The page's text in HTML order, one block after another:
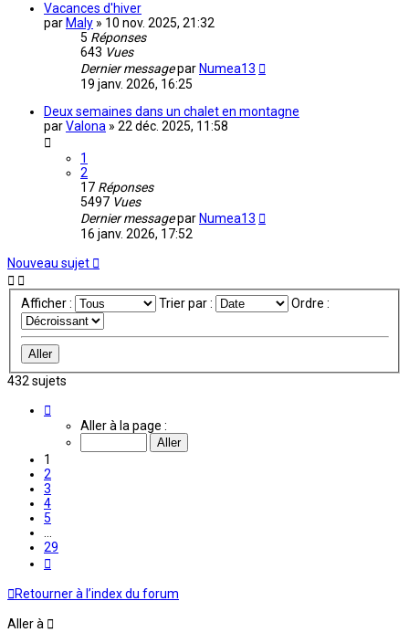
Vacances d'hiver
par Maly » 10 nov. 2025, 21:32
5 Réponses
643 Vues
Dernier messagepar Numea13
19 janv. 2026, 16:25
Deux semaines dans un chalet en montagne
parValona » 22 déc. 2025, 11:58
1
2
17 Réponses
5497 Vues
Dernier messagepar Numea13
16 janv. 2026, 17:52
Nouveau sujet
Afficher : Trier par : Ordre :
432 sujets
Aller à la page :
1
2
3
4
5
29
Retourner à l’index du forum
Aller à